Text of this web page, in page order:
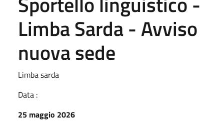
Limba Sarda - Avviso
nuova sede
Limba sarda
Data :
25 maggio 2026